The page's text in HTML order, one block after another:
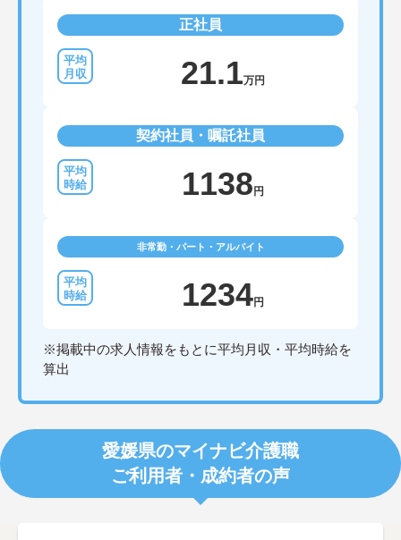
正社員
21.1万円
契約社員・嘱託社員
1138 円
非常勤・パート・アルバイト
1234円
※掲載中の求人情報をもとに平均月収・平均時給を
算出
愛媛県のマイナビ介護職
ご利用者・成約者の声